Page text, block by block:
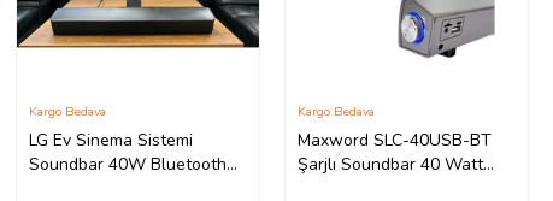
LG Ev Sinema Sistemi
Soundbar 40W Bluetooth
Kargo Bedava
Maxword SLC-40USB-BT
Şarjlı Soundbar 40 Watt
Kargo Bedava